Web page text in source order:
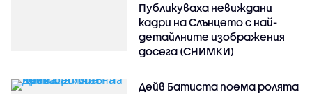
Публикуваха невиждани
кадри на Слънцето с най-
детайлните изображения
досега (СНИМКИ)
Дейв Батиста поема ролята